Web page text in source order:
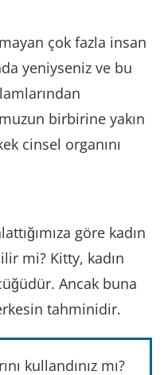
çok fazla insan
yeniyseniz ve bu
birbirine yakın
cinsel organını
göre kadın
mi? Kitty, kadın
Ancak buna
tahminidir.
kullandınız mı?